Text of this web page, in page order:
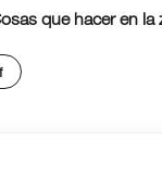
que hacer en la